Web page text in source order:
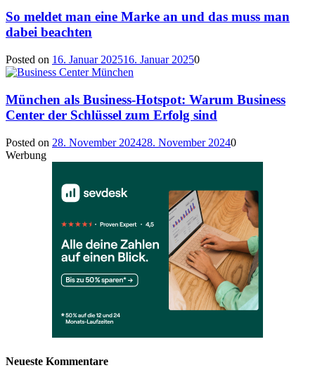
So meldet man eine Marke an und das muss man
dabei beachten
Posted on 16. Januar 202516. Januar 20250
München als Business-Hotspot: Warum Business
Center der Schlüssel zum Erfolg sind
Posted on 28. November 202428. November 20240
Werbung
Neueste Kommentare